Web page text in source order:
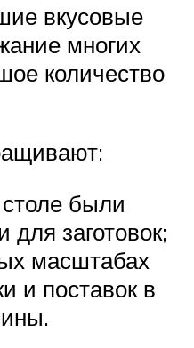
вкусовые
многих
количество
были
заготовок;
масштабах
и поставок в